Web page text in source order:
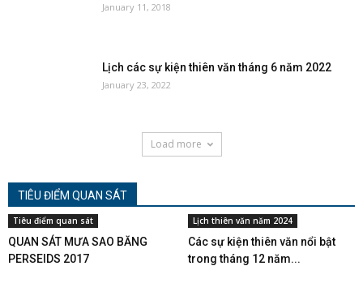
January 11, 2018
Lịch các sự kiện thiên văn tháng 6 năm 2022
January 23, 2022
Load more
TIÊU ĐIỂM QUAN SÁT
Tiêu điểm quan sát
QUAN SÁT MƯA SAO BĂNG
PERSEIDS 2017
Lịch thiên văn năm 2024
Các sự kiện thiên văn nổi bật
trong tháng 12 năm...